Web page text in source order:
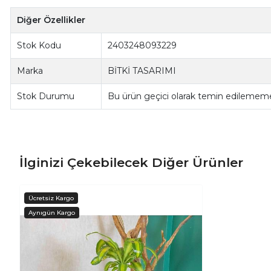
Diğer Özellikler
Stok Kodu 2403248093229
Marka BİTKİ TASARIMI
Stok Durumu Bu ürün geçici olarak temin
İlginizi Çekebilecek Diğer Ürünler